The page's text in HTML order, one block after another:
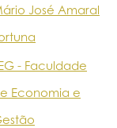
José Amaral
- Faculdade
Economia e